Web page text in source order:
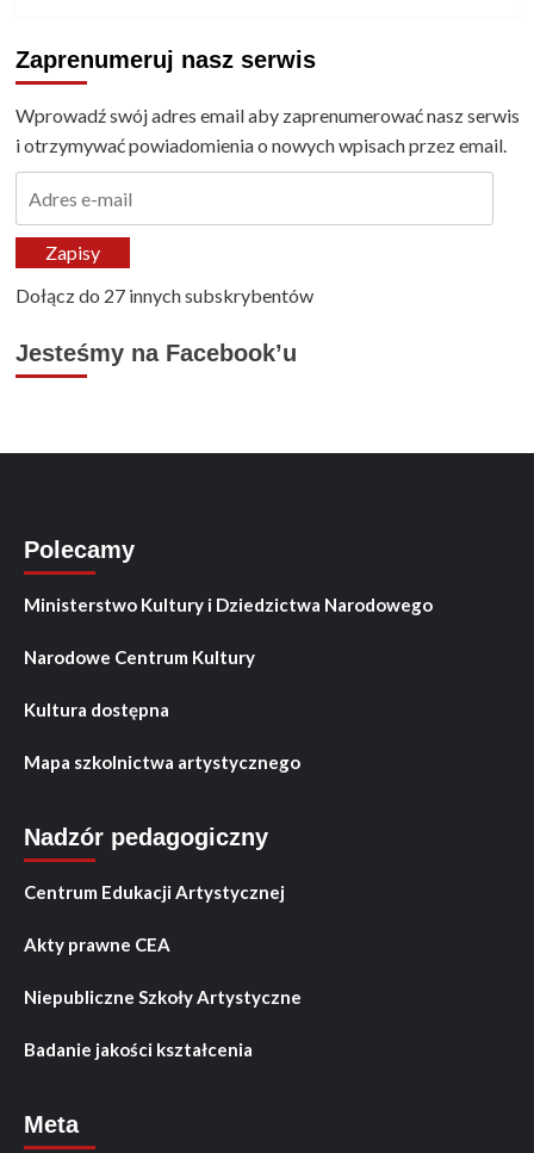
Zaprenumeruj nasz serwis
Wprowadź swój adres email aby zaprenumerować nasz serwis
i otrzymywać powiadomienia o nowych wpisach przez email.
mailZapisy
Dołącz do 27 innych subskrybentów
Jesteśmy na Facebook’u
Polecamy
Ministerstwo Kultury i Dziedzictwa Narodowego
Narodowe Centrum Kultury
Kultura dostępna
Mapa szkolnictwa artystycznego
Nadzór pedagogiczny
Centrum Edukacji Artystycznej
Akty prawne CEA
Niepubliczne Szkoły Artystyczne
Badanie jakości kształcenia
Meta